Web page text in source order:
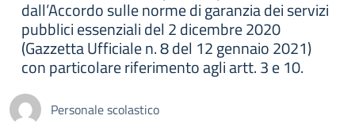
dall’Accordo sulle norme di garanzia dei servizi
pubblici essenziali del 2 dicembre 2020
(Gazzetta Ufficiale n. 8 del 12 gennaio 2021)
con particolare riferimento agli artt. 3 e 10.
Personale scolastico